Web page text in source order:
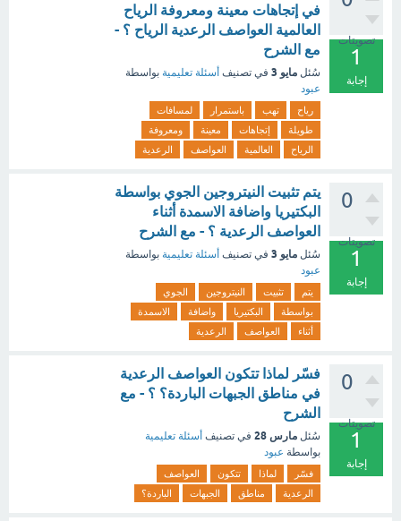
تصويتات
1
إجابة
في إتجاهات معينة ومعروفة الرياح
العالمية العواصف الرعدية الرياح ؟ -
مع الشرح
سُئل مايو 3 في تصنيف أسئلة تعليمية بواسطة
عبود
رياح تهب باستمرار
لمسافات
طويلة
إتجاهات معينة
ومعروفة
الرياح
العالمية العواصف الرعدية
0
تصويتات
1
إجابة
يتم تثبيت النيتروجين الجوي بواسطة
البكتيريا واضافة الاسمدة أثناء
العواصف الرعدية ؟ - مع الشرح
سُئل مايو 3 في تصنيف أسئلة تعليمية بواسطة
عبود
يتم تثبيت النيتروجين
الجوي
بواسطة
البكتيريا واضافة
الاسمدة
أثناء
العواصف الرعدية
0
تصويتات
1
إجابة
فسّر لماذا تتكون العواصف الرعدية
في مناطق الجبهات الباردة؟ ؟ - مع
الشرح
سُئل مارس 28 في تصنيف أسئلة تعليمية
بواسطة عبود
فسّر لماذا تتكون
العواصف
الرعدية
مناطق الجبهات الباردة؟